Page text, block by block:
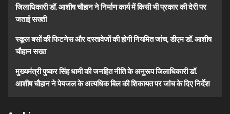
जिलाधिकारी डॉ. आशीष चौहान ने निर्माण कार्य में किसी भी प्रकार की देरी पर
जताई सख्ती
स्कूल बसों की फिटनेस और दस्तावेजों की होगी नियमित जांच, डीएम डॉ. आशीष
चौहान सख्त
मुख्यमंत्री पुष्कर सिंह धामी की जनहित नीति के अनुरूप जिलाधिकारी डॉ.
आशीष चौहान ने पेयजल के अत्यधिक बिल की शिकायत पर जांच के दिए निर्देश